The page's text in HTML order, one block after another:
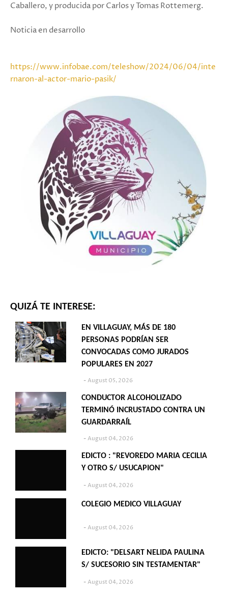
Caballero, y producida por Carlos y Tomas Rottemerg.
Noticia en desarrollo
https://www.infobae.com/teleshow/2024/06/04/inte
rnaron-al-actor-mario-pasik/
QUIZÁ TE INTERESE:
EN VILLAGUAY, MÁS DE 180
PERSONAS PODRÍAN SER
CONVOCADAS COMO JURADOS
POPULARES EN 2027
August 05, 2026
CONDUCTOR ALCOHOLIZADO
TERMINÓ INCRUSTADO CONTRA UN
GUARDARRAÍL
August 04, 2026
EDICTO : "REVOREDO MARIA CECILIA
Y OTRO S/ USUCAPION"
August 04, 2026
COLEGIO MEDICO VILLAGUAY
August 04, 2026
EDICTO: "DELSART NELIDA PAULINA
S/ SUCESORIO SIN TESTAMENTAR"
August 04, 2026